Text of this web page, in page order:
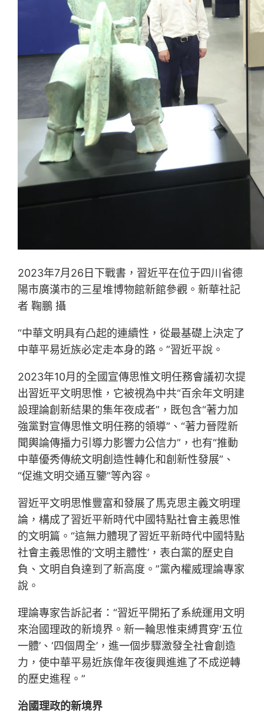
2023年7月26日下戰書，習近平在位于四川省德
陽市廣漢市的三星堆博物館新館參觀。新華社記
者 鞠鵬 攝
“中華文明具有凸起的連續性，從最基礎上決定了
中華平易近族必定走本身的路。”習近平說。
2023年10月的全國宣傳思惟文明任務會議初次提
出習近平文明思惟，它被視為中共“百余年文明建
設理論創新結果的集年夜成者”，既包含“著力加
強黨對宣傳思惟文明任務的領導”、“著力晉陞新
聞輿論傳播力引導力影響力公信力”，也有“推動
中華優秀傳統文明創造性轉化和創新性發展”、
“促進文明交通互鑒”等內容。
習近平文明思惟豐富和發展了馬克思主義文明理
論，構成了習近平新時代中國特點社會主義思惟
的文明篇。“這無力體現了習近平新時代中國特點
社會主義思惟的‘文明主體性’，表白黨的歷史自
負、文明自負達到了新高度。”黨內權威理論專家
說。
理論專家告訴記者：“習近平開拓了系統運用文明
來治國理政的新境界。新一輪思惟束縛貫穿‘五位
一體’、‘四個周全’，進一個步驟激發全社會創造
力，使中華平易近族偉年夜復興進進了不成逆轉
的歷史進程。”
治國理政的新境界